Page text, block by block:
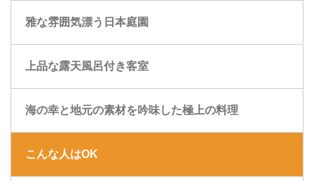
雅な雰囲気漂う日本庭園
上品な露天風呂付き客室
海の幸と地元の素材を吟味した極上の料理
こんな人はOK